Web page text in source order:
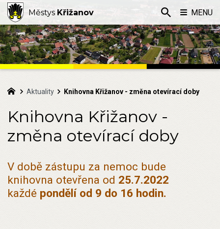
Aktuality Knihovna Křižanov - změna otevírací doby
Knihovna Křižanov -
změna otevírací doby
V době zástupu za nemoc bude
knihovna otevřena od 25.7.2022
každé pondělí od 9 do 16 hodin.
Městys Křižanov MENU